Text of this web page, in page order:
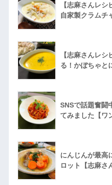
【志麻さんレシ
自家製クラムチ
【志麻さんレ
る！かぼちゃと
SNSで話題奮闘
てみました【ワ
にんじんが最高
ロット【志麻さ